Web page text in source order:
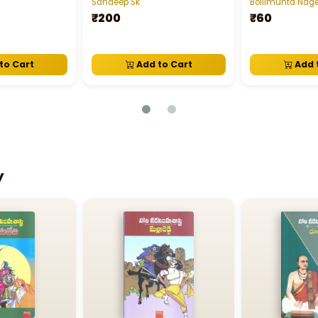
Cart
₹200
Add to Cart
₹60
Add